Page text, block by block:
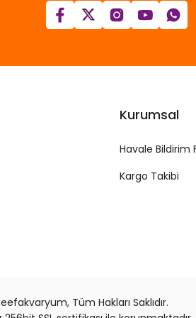
Kurumsal
Havale Bildirim
Kargo Takibi
Tüm Hakları Saklıdır.